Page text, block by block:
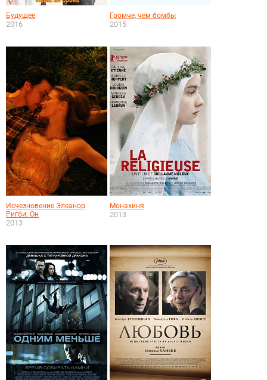
Будущее
2016
Громче, чем бомбы
2015
Исчезновение Элеанор
Ригби: Он
2013
Монахиня
2013